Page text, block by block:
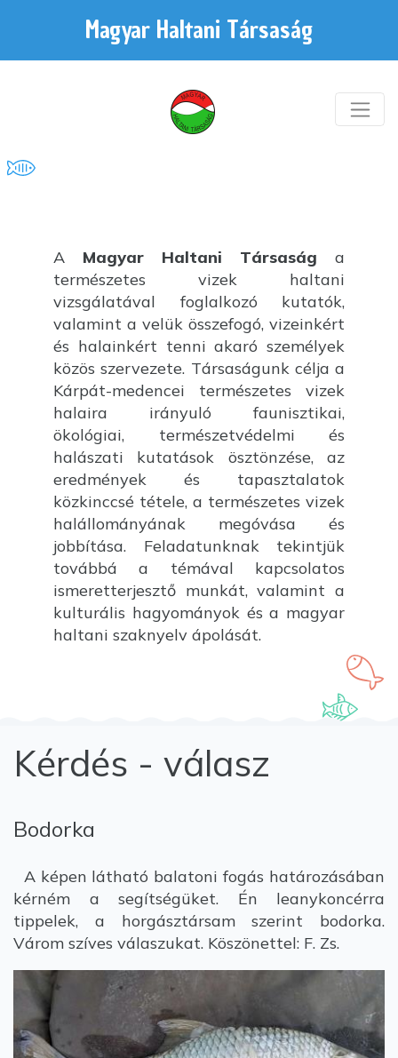
Magyar Haltani Társaság
A Magyar Haltani Társaság a
természetes vizek haltani
vizsgálatával foglalkozó kutatók,
valamint a velük összefogó, vizeinkért
és halainkért tenni akaró személyek
közös szervezete. Társaságunk célja a
Kárpát-medencei természetes vizek
halaira irányuló faunisztikai,
ökológiai, természetvédelmi és
halászati kutatások ösztönzése, az
eredmények és tapasztalatok
közkinccsé tétele, a természetes vizek
halállományának megóvása és
jobbítása. Feladatunknak tekintjük
továbbá a témával kapcsolatos
ismeretterjesztő munkát, valamint a
kulturális hagyományok és a magyar
haltani szaknyelv ápolását.
Kérdés - válasz
Bodorka
A képen látható balatoni fogás határozásában
kérném a segítségüket. Én leanykoncérra
tippelek, a horgásztársam szerint bodorka.
Várom szíves válaszukat. Köszönettel: F. Zs.